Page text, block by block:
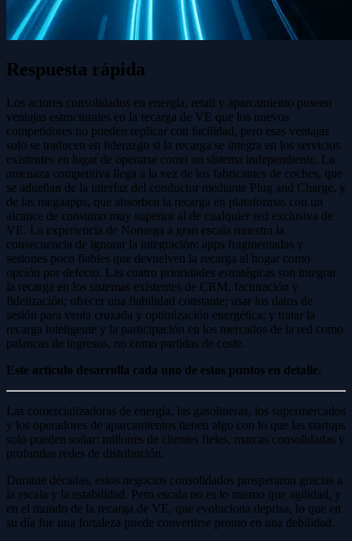
Respuesta rápida
Los actores consolidados en energía, retail y aparcamiento poseen
ventajas estructurales en la recarga de VE que los nuevos
competidores no pueden replicar con facilidad, pero esas ventajas
solo se traducen en liderazgo si la recarga se integra en los servicios
existentes en lugar de operarse como un sistema independiente. La
amenaza competitiva llega a la vez de los fabricantes de coches, que
se adueñan de la interfaz del conductor mediante Plug and Charge, y
de las megaapps, que absorben la recarga en plataformas con un
alcance de consumo muy superior al de cualquier red exclusiva de
VE. La experiencia de Noruega a gran escala muestra la
consecuencia de ignorar la integración: apps fragmentadas y
sesiones poco fiables que devuelven la recarga al hogar como
opción por defecto. Las cuatro prioridades estratégicas son integrar
la recarga en los sistemas existentes de CRM, facturación y
fidelización; ofrecer una fiabilidad constante; usar los datos de
sesión para venta cruzada y optimización energética; y tratar la
recarga inteligente y la participación en los mercados de la red como
palancas de ingresos, no como partidas de coste.
Este artículo desarrolla cada uno de estos puntos en detalle.
Las comercializadoras de energía, las gasolineras, los supermercados
y los operadores de aparcamientos tienen algo con lo que las startups
solo pueden soñar: millones de clientes fieles, marcas consolidadas y
profundas redes de distribución.
Durante décadas, estos negocios consolidados prosperaron gracias a
la escala y la estabilidad. Pero escala no es lo mismo que agilidad, y
en el mundo de la recarga de VE, que evoluciona deprisa, lo que en
su día fue una fortaleza puede convertirse pronto en una debilidad.